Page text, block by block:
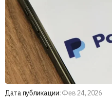
Дата публикации: Фев 24, 2026